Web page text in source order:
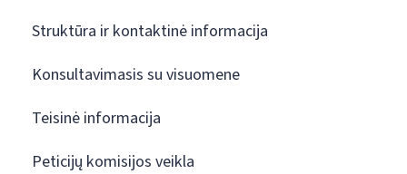
Struktūra ir kontaktinė informacija
Konsultavimasis su visuomene
Teisinė informacija
Peticijų komisijos veikla